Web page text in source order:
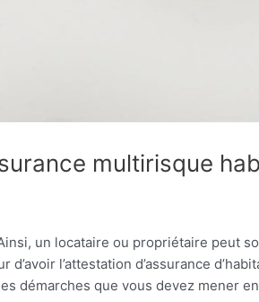
multirisque
un locataire ou propriétaire peut
l’attestation d’assurance
démarches que vous devez mener